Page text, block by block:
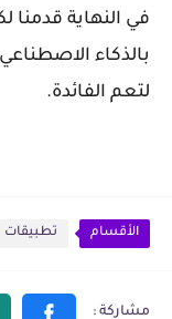
في النهاية قدمنا
بالذكاء
لتعم الفائدة.
الأقسام تطبيقات